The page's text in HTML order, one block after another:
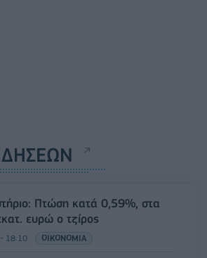
Πτώση κατά 0,59%, στα
ευρώ ο τζίρος
18:10 ΟΙΚΟΝΟΜΙΑ